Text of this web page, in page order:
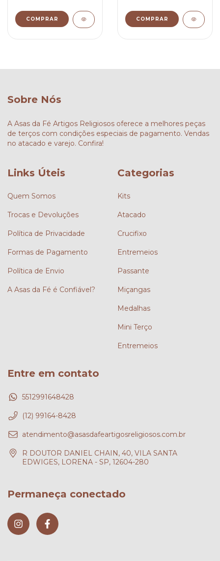
COMPRAR COMPRAR
Sobre Nós
A Asas da Fé Artigos Religiosos oferece a melhores peças
de terços com condições especiais de pagamento. Vendas
no atacado e varejo. Confira!
Links Úteis
Quem Somos
Trocas e Devoluções
Política de Privacidade
Formas de Pagamento
Política de Envio
A Asas da Fé é Confiável?
Categorias
Kits
Atacado
Crucifixo
Entremeios
Passante
Miçangas
Medalhas
Mini Terço
Entremeios
Entre em contato
5512991648428
(12) 99164-8428
atendimento@asasdafeartigosreligiosos.com.br
R DOUTOR DANIEL CHAIN, 40, VILA SANTA
EDWIGES, LORENA - SP, 12604-280
Permaneça conectado